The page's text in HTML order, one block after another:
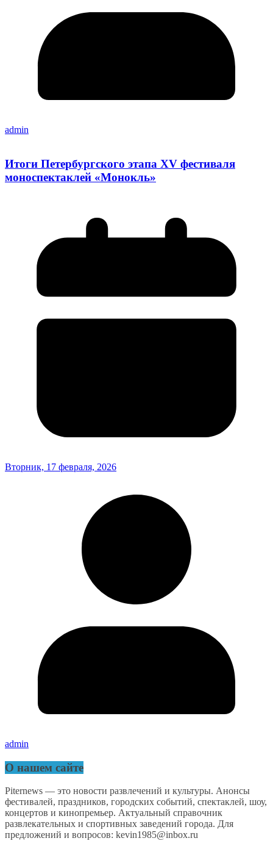
admin
Итоги Петербургского этапа XV фестиваля
моноспектаклей «Монокль»
Вторник, 17 февраля, 2026
admin
О нашем сайте
Piternews — это новости развлечений и культуры. Анонсы
фестивалей, праздников, городских событий, спектаклей, шоу,
концертов и кинопремьер. Актуальный справочник
развлекательных и спортивных заведений города. Для
предложений и вопросов: kevin1985@inbox.ru